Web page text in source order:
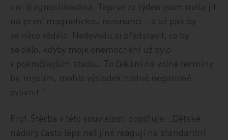
ani diagnostikována. Teprve za týden jsem měla jít
na první magnetickou rezonanci – a až pak by
se něco vědělo. Nedovedu si představit, co by
se dělo, kdyby moje onemocnění už bylo
v pokročilejším stadiu. To čekání na volné termíny
by, myslím, mohlo výsledek hodně negativně
ovlivnit.“
Prof. Štěrba v této souvislosti doplňuje: „Dětské
nádory často lépe než jiné reagují na standardní